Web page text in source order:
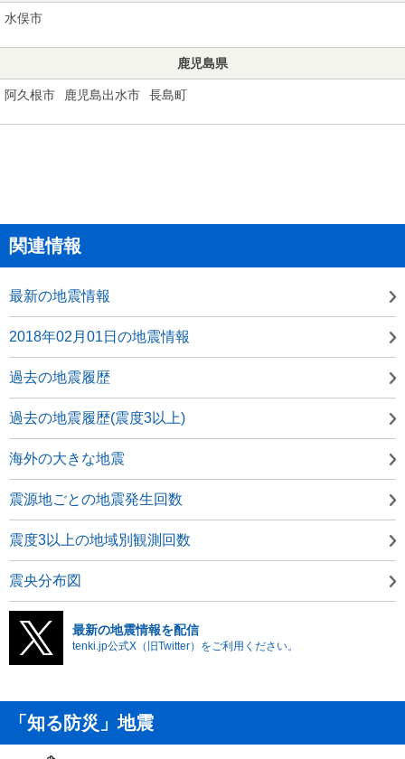
水俣市
鹿児島県
阿久根市 鹿児島出水市 長島町
関連情報
最新の地震情報
2018年02月01日の地震情報
過去の地震履歴
過去の地震履歴(震度3以上)
海外の大きな地震
震源地ごとの地震発生回数
震度3以上の地域別観測回数
震央分布図
最新の地震情報を配信
tenki.jp公式X（旧Twitter）をご利用ください。
「知る防災」地震